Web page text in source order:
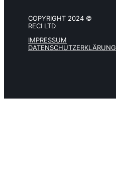
COPYRIGHT 2024 ©
RECI LTD
IMPRESSUM
DATENSCHUTZERKLÄRUNG